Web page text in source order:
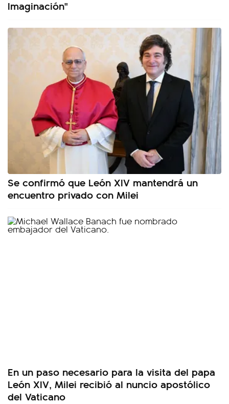
Imaginación"
Se confirmó que León XIV mantendrá un
encuentro privado con Milei
En un paso necesario para la visita del papa
León XIV, Milei recibió al nuncio apostólico
del Vaticano